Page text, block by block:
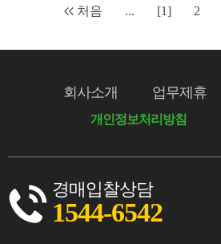
처음 ... [1] 2
회사소개 업무제휴
개인정보처리방침
경매입찰상담
1544-6542